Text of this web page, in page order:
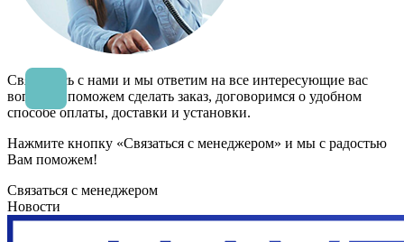
Свяжитесь с нами и мы ответим на все интересующие вас
вопросы, поможем сделать заказ, договоримся о удобном
способе оплаты, доставки и установки.
Нажмите кнопку «Связаться с менеджером» и мы с радостью
Вам поможем!
Связаться с менеджером
Новости